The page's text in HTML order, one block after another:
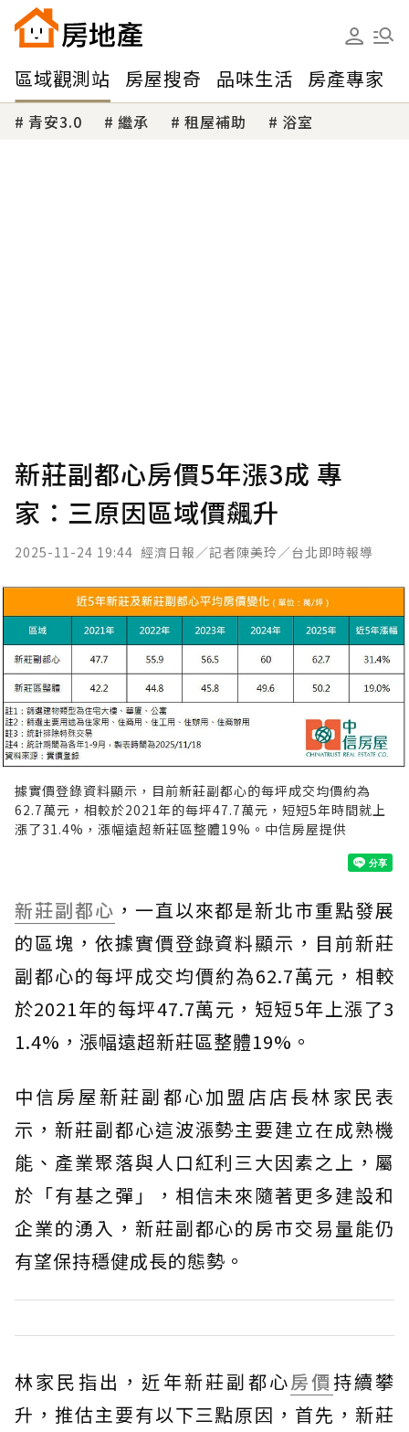
區域觀測站 房屋搜奇 品味生活 房產專家
青安3.0 繼承 租屋補助 浴室
新莊副都心房價5年漲3成 專
家：三原因區域價飆升
2025-11-24 19:44 經濟日報／記者陳美玲／台北即時報導
據實價登錄資料顯示，目前新莊副都心的每坪成交均價約為
62.7萬元，相較於2021年的每坪47.7萬元，短短5年時間就上
漲了31.4%，漲幅遠超新莊區整體19%。中信房屋提供
新莊副都心 ，一直以來都是新北市重點發展
的區塊，依據實價登錄資料顯示，目前新莊
副都心的每坪成交均價約為62.7萬元，相較
於2021年的每坪47.7萬元，短短5年上漲了3
1.4%，漲幅遠超新莊區整體19%。
中信房屋新莊副都心加盟店店長林家民表
示，新莊副都心這波漲勢主要建立在成熟機
能、產業聚落與人口紅利三大因素之上，屬
於「有基之彈」，相信未來隨著更多建設和
企業的湧入，新莊副都心的房市交易量能仍
有望保持穩健成長的態勢。
林家民指出，近年新莊副都心房價持續攀
升，推估主要有以下三點原因，首先，新莊